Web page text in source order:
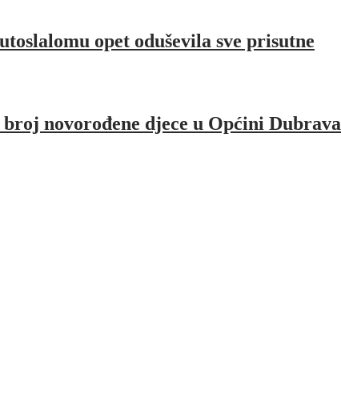
opet oduševila sve prisutne
novorođene djece u Općini Dubrava